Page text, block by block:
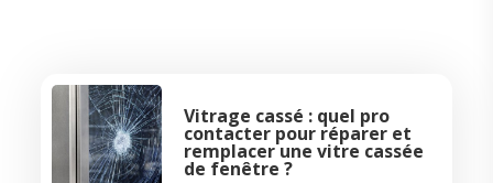
Vitrage cassé : quel pro
contacter pour réparer et
remplacer une vitre cassée
de fenêtre ?